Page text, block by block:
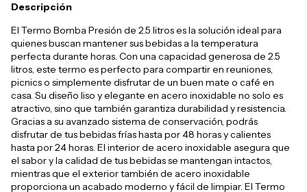
Descripción
El Termo Bomba Presión de 2.5 litros es la solución ideal para
quienes buscan mantener sus bebidas a la temperatura
perfecta durante horas. Con una capacidad generosa de 2.5
litros, este termo es perfecto para compartir en reuniones,
picnics o simplemente disfrutar de un buen mate o café en
casa. Su diseño liso y elegante en acero inoxidable no solo es
atractivo, sino que también garantiza durabilidad y resistencia.
Gracias a su avanzado sistema de conservación, podrás
disfrutar de tus bebidas frías hasta por 48 horas y calientes
hasta por 24 horas. El interior de acero inoxidable asegura que
el sabor y la calidad de tus bebidas se mantengan intactos,
mientras que el exterior también de acero inoxidable
proporciona un acabado moderno y fácil de limpiar. El Termo